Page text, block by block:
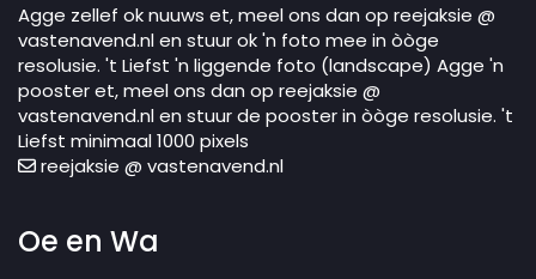
Agge zellef ok nuuws et, meel ons dan op reejaksie @
vastenavend.nl en stuur ok 'n foto mee in òòge
resolusie. 't Liefst 'n liggende foto (landscape) Agge 'n
pooster et, meel ons dan op reejaksie @
vastenavend.nl en stuur de pooster in òòge resolusie. 't
Liefst minimaal 1000 pixels
reejaksie @ vastenavend.nl
Oe en Wa